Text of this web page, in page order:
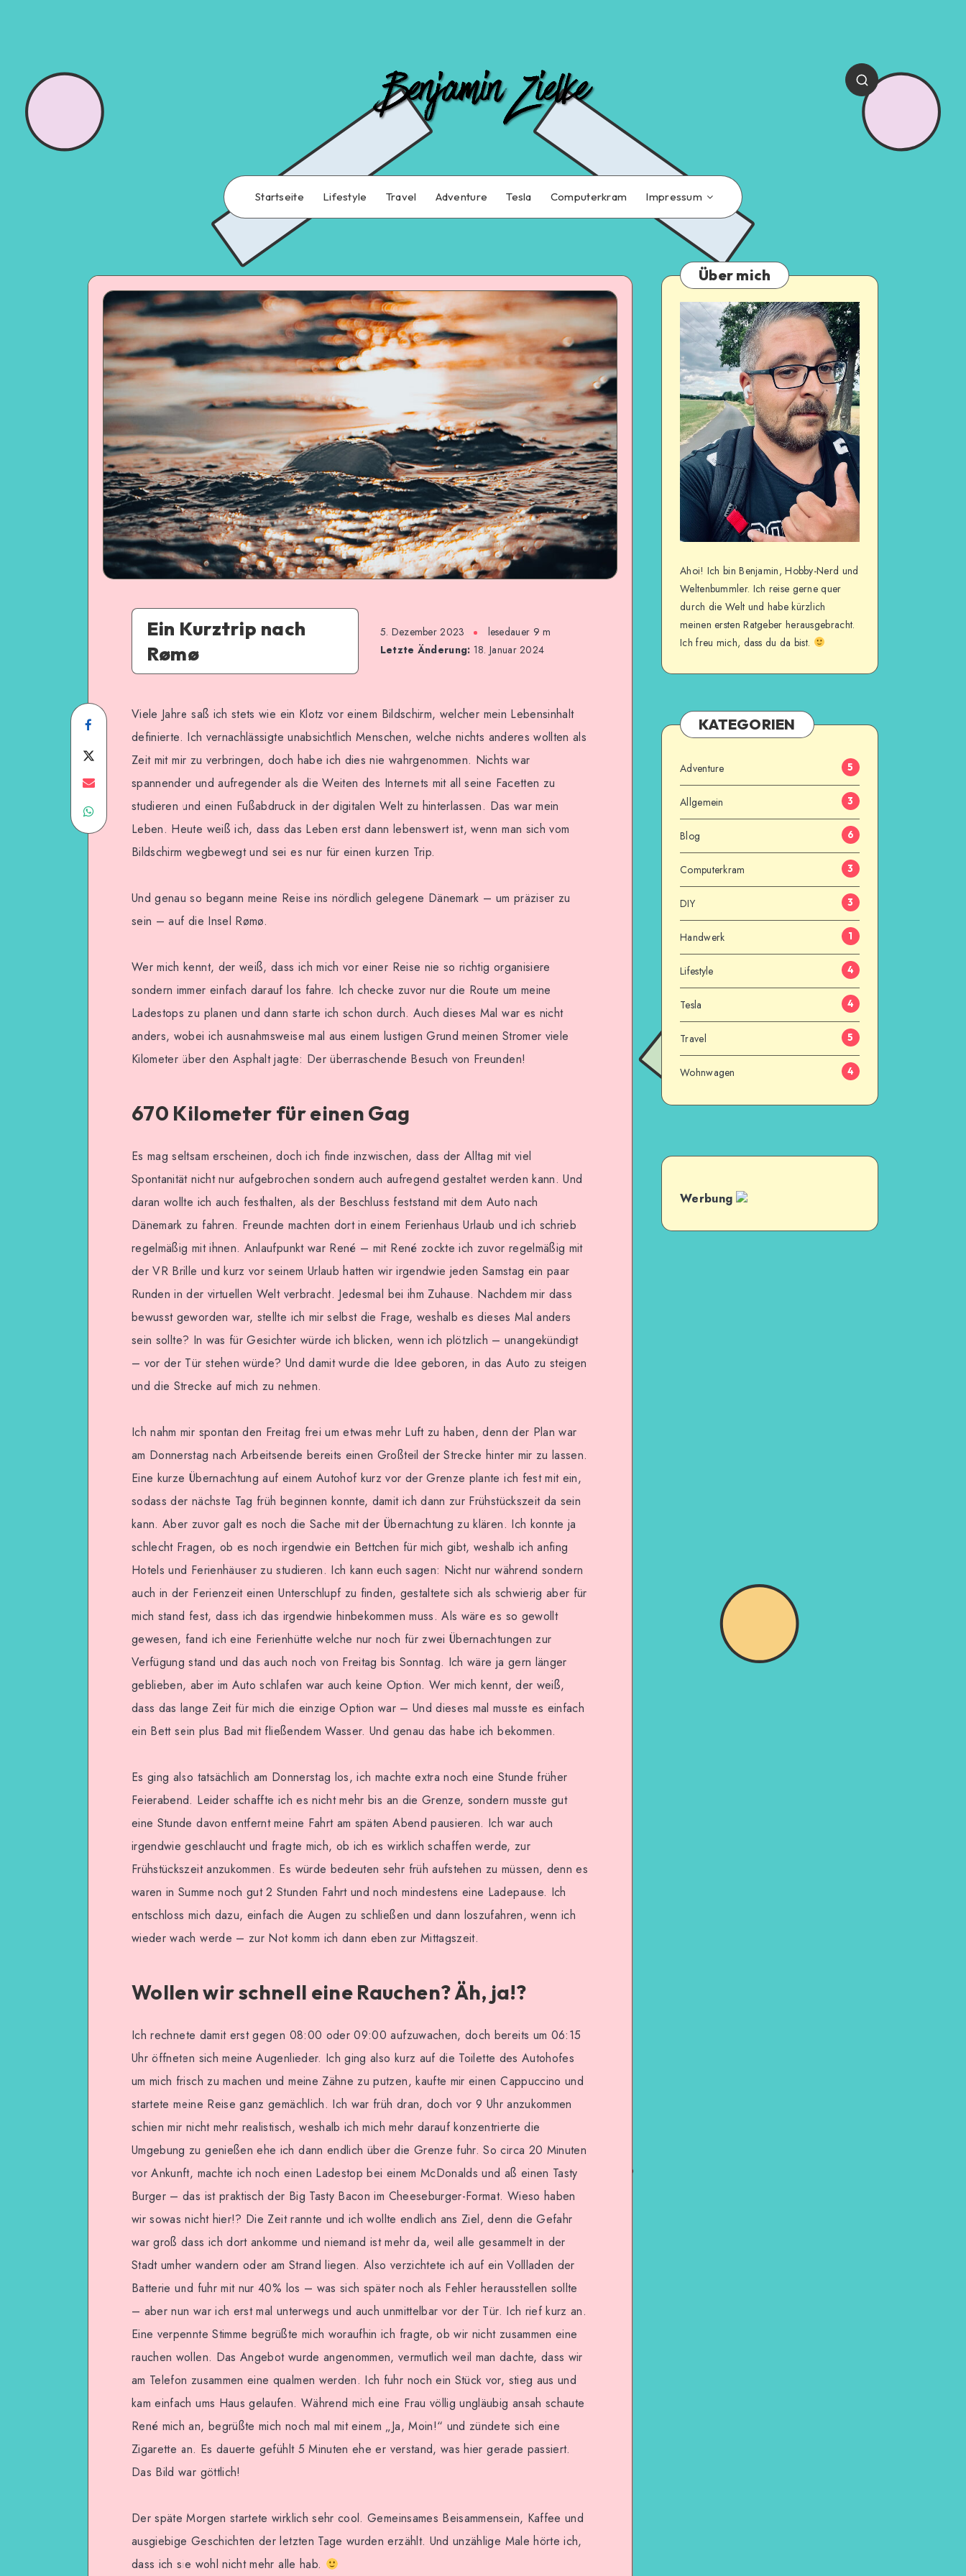
Startseite Lifestyle Travel Adventure Tesla Computerkram Impressum
Ein Kurztrip nach
Rømø
5. Dezember 2023
lesedauer 9 m
Letzte Änderung: 18. Januar 2024
Share
on
Facebook
on
Share
Share
Viele Jahre saß ich stets wie ein Klotz vor einem Bildschirm, welcher mein Lebensinhalt
definierte. Ich vernachlässigte unabsichtlich Menschen, welche nichts anderes wollten als
Zeit mit mir zu verbringen, doch habe ich dies nie wahrgenommen. Nichts war
spannender und aufregender als die Weiten des Internets mit all seine Facetten zu
studieren und einen Fußabdruck in der digitalen Welt zu hinterlassen. Das war mein
Leben. Heute weiß ich, dass das Leben erst dann lebenswert ist, wenn man sich vom
Bildschirm wegbewegt und sei es nur für einen kurzen Trip.
Und genau so begann meine Reise ins nördlich gelegene Dänemark – um präziser zu
sein – auf die Insel Rømø.
Wer mich kennt, der weiß, dass ich mich vor einer Reise nie so richtig organisiere
sondern immer einfach darauf los fahre. Ich checke zuvor nur die Route um meine
Ladestops zu planen und dann starte ich schon durch. Auch dieses Mal war es nicht
anders, wobei ich ausnahmsweise mal aus einem lustigen Grund meinen Stromer viele
Kilometer über den Asphalt jagte: Der überraschende Besuch von Freunden!
670 Kilometer für einen Gag
Es mag seltsam erscheinen, doch ich finde inzwischen, dass der Alltag mit viel
Spontanität nicht nur aufgebrochen sondern auch aufregend gestaltet werden kann. Und
daran wollte ich auch festhalten, als der Beschluss feststand mit dem Auto nach
Dänemark zu fahren. Freunde machten dort in einem Ferienhaus Urlaub und ich schrieb
regelmäßig mit ihnen. Anlaufpunkt war René – mit René zockte ich zuvor regelmäßig mit
der VR Brille und kurz vor seinem Urlaub hatten wir irgendwie jeden Samstag ein paar
Runden in der virtuellen Welt verbracht. Jedesmal bei ihm Zuhause. Nachdem mir dass
bewusst geworden war, stellte ich mir selbst die Frage, weshalb es dieses Mal anders
sein sollte? In was für Gesichter würde ich blicken, wenn ich plötzlich – unangekündigt
– vor der Tür stehen würde? Und damit wurde die Idee geboren, in das Auto zu steigen
und die Strecke auf mich zu nehmen.
Ich nahm mir spontan den Freitag frei um etwas mehr Luft zu haben, denn der Plan war
am Donnerstag nach Arbeitsende bereits einen Großteil der Strecke hinter mir zu lassen.
Eine kurze Übernachtung auf einem Autohof kurz vor der Grenze plante ich fest mit ein,
sodass der nächste Tag früh beginnen konnte, damit ich dann zur Frühstückszeit da sein
kann. Aber zuvor galt es noch die Sache mit der Übernachtung zu klären. Ich konnte ja
schlecht Fragen, ob es noch irgendwie ein Bettchen für mich gibt, weshalb ich anfing
Hotels und Ferienhäuser zu studieren. Ich kann euch sagen: Nicht nur während sondern
auch in der Ferienzeit einen Unterschlupf zu finden, gestaltete sich als schwierig aber für
mich stand fest, dass ich das irgendwie hinbekommen muss. Als wäre es so gewollt
gewesen, fand ich eine Ferienhütte welche nur noch für zwei Übernachtungen zur
Verfügung stand und das auch noch von Freitag bis Sonntag. Ich wäre ja gern länger
geblieben, aber im Auto schlafen war auch keine Option. Wer mich kennt, der weiß,
dass das lange Zeit für mich die einzige Option war – Und dieses mal musste es einfach
ein Bett sein plus Bad mit fließendem Wasser. Und genau das habe ich bekommen.
Es ging also tatsächlich am Donnerstag los, ich machte extra noch eine Stunde früher
Feierabend. Leider schaffte ich es nicht mehr bis an die Grenze, sondern musste gut
eine Stunde davon entfernt meine Fahrt am späten Abend pausieren. Ich war auch
irgendwie geschlaucht und fragte mich, ob ich es wirklich schaffen werde, zur
Frühstückszeit anzukommen. Es würde bedeuten sehr früh aufstehen zu müssen, denn es
waren in Summe noch gut 2 Stunden Fahrt und noch mindestens eine Ladepause. Ich
entschloss mich dazu, einfach die Augen zu schließen und dann loszufahren, wenn ich
wieder wach werde – zur Not komm ich dann eben zur Mittagszeit.
Wollen wir schnell eine Rauchen? Äh, ja!?
Ich rechnete damit erst gegen 08:00 oder 09:00 aufzuwachen, doch bereits um 06:15
Uhr öffneten sich meine Augenlieder. Ich ging also kurz auf die Toilette des Autohofes
um mich frisch zu machen und meine Zähne zu putzen, kaufte mir einen Cappuccino und
startete meine Reise ganz gemächlich. Ich war früh dran, doch vor 9 Uhr anzukommen
schien mir nicht mehr realistisch, weshalb ich mich mehr darauf konzentrierte die
Umgebung zu genießen ehe ich dann endlich über die Grenze fuhr. So circa 20 Minuten
vor Ankunft, machte ich noch einen Ladestop bei einem McDonalds und aß einen Tasty
Burger – das ist praktisch der Big Tasty Bacon im Cheeseburger-Format. Wieso haben
wir sowas nicht hier!? Die Zeit rannte und ich wollte endlich ans Ziel, denn die Gefahr
war groß dass ich dort ankomme und niemand ist mehr da, weil alle gesammelt in der
Stadt umher wandern oder am Strand liegen. Also verzichtete ich auf ein Vollladen der
Batterie und fuhr mit nur 40% los – was sich später noch als Fehler herausstellen sollte
– aber nun war ich erst mal unterwegs und auch unmittelbar vor der Tür. Ich rief kurz an.
Eine verpennte Stimme begrüßte mich woraufhin ich fragte, ob wir nicht zusammen eine
rauchen wollen. Das Angebot wurde angenommen, vermutlich weil man dachte, dass wir
am Telefon zusammen eine qualmen werden. Ich fuhr noch ein Stück vor, stieg aus und
kam einfach ums Haus gelaufen. Während mich eine Frau völlig ungläubig ansah schaute
René mich an, begrüßte mich noch mal mit einem „Ja, Moin!“ und zündete sich eine
Zigarette an. Es dauerte gefühlt 5 Minuten ehe er verstand, was hier gerade passiert.
Das Bild war göttlich!
Der späte Morgen startete wirklich sehr cool. Gemeinsames Beisammensein, Kaffee und
ausgiebige Geschichten der letzten Tage wurden erzählt. Und unzählige Male hörte ich,
dass ich sie wohl nicht mehr alle hab.
Über mich
Ahoi! Ich bin Benjamin, Hobby-Nerd und
Weltenbummler. Ich reise gerne quer
durch die Welt und habe kürzlich
meinen ersten Ratgeber herausgebracht.
Ich freu mich, dass du da bist.
KATEGORIEN
Adventure 5
Allgemein 3
Blog 6
Computerkram 3
DIY 3
Handwerk 1
Lifestyle 4
Tesla 4
Travel 5
Wohnwagen 4
Werbung